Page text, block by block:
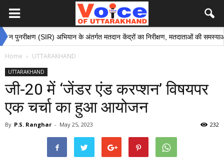
(SIR) अभियान के अंतर्गत मतदान केंद्रों का निरीक्षण, मतदाताओं की समस्याओं के समाधान
Home UTTARAKHAND
UTTARAKHAND
जी-20 में ‘जेंडर एंड करप्शन’ विषयपर
एक चर्चा का हुआ आयोजन
By P.S. Ranghar - May 25, 2023 232